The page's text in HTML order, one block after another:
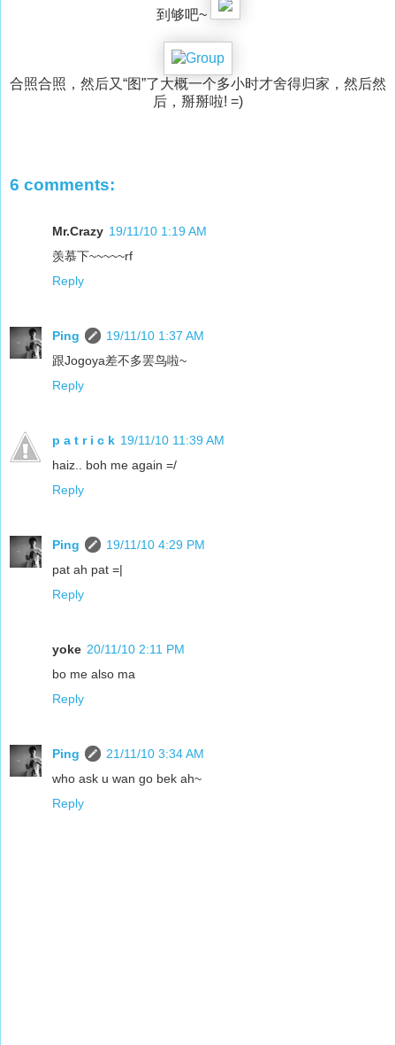
到够吧~
合照合照，然后又“图”了大概一个多小时才舍得归家，然后然
后，掰掰啦! =)
6 comments:
Mr.Crazy 19/11/10 1:19 AM
羡慕下~~~~~rf
Reply
Ping
19/11/10 1:37 AM
跟Jogoya差不多罢鸟啦~
Reply
p a t r i c k 19/11/10 11:39 AM
haiz.. boh me again =/
Reply
Ping
19/11/10 4:29 PM
pat ah pat =|
Reply
yoke 20/11/10 2:11 PM
bo me also ma
Reply
Ping
21/11/10 3:34 AM
who ask u wan go bek ah~
Reply